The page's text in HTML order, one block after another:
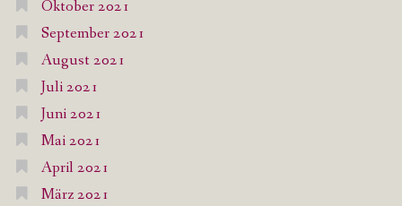
Oktober 2021
September 2021
August 2021
Juli 2021
Juni 2021
Mai 2021
April 2021
März 2021